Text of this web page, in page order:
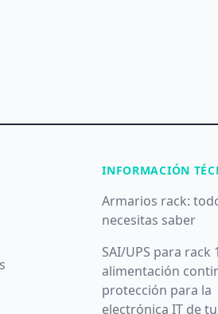
INFORMACIÓN
Armarios rack:
necesitas saber
SAI/UPS para rack
alimentación
protección para la
electrónica IT de